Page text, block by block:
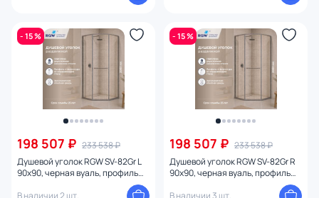
- 15 %
198 507 ₽ 233 538 ₽
Душевой уголок RGW SV-82Gr L
90х90, черная вуаль, профиль
В наличии 2 шт.
- 15 %
198 507 ₽ 233 538 ₽
Душевой уголок RGW SV-82Gr R
90х90, черная вуаль, профиль
В наличии 3 шт.